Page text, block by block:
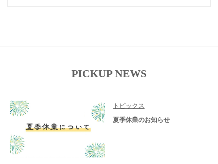
PICKUP NEWS
トピックス
夏季休業のお知らせ